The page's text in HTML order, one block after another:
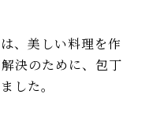
、美しい料理を作
決のために、包丁
した。